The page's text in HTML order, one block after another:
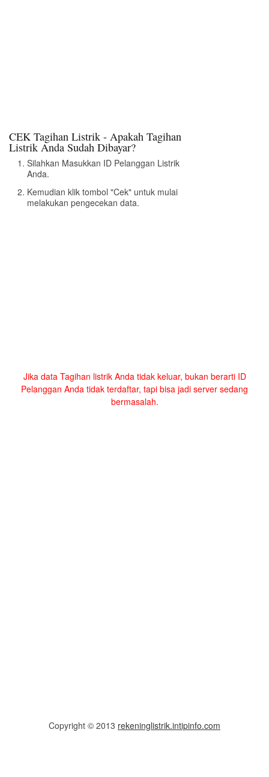
CEK Tagihan Listrik - Apakah Tagihan
Listrik Anda Sudah Dibayar?
Silahkan Masukkan ID Pelanggan Listrik
Anda.
Kemudian klik tombol "Cek" untuk mulai
melakukan pengecekan data.
Jika data Tagihan listrik Anda tidak keluar, bukan berarti ID
Pelanggan Anda tidak terdaftar, tapi bisa jadi server sedang
bermasalah.
Copyright © 2013 rekeninglistrik.intipinfo.com